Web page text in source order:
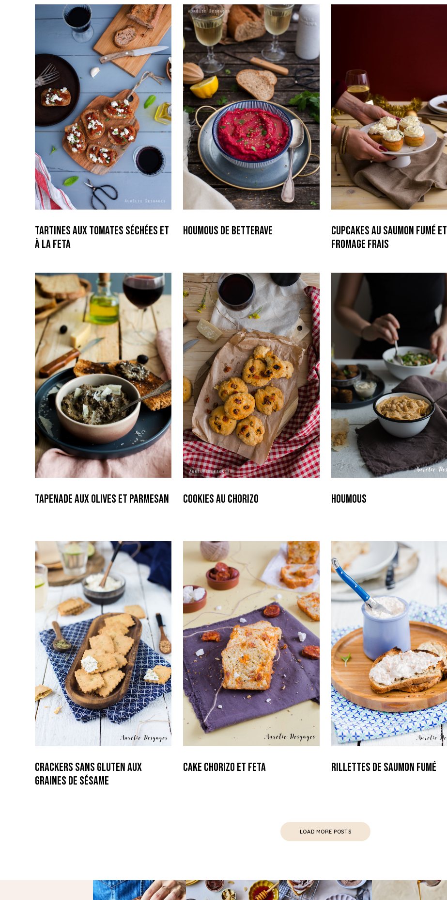
Tartines aux Tomates séchées et
à la Feta
Houmous de betterave
Cupcakes au Saumon Fumé et
Fromage frais
Tapenade aux Olives et Parmesan Cookies au Chorizo Houmous
Crackers sans gluten aux
graines de sésame
Cake Chorizo et Feta Rillettes de Saumon fumé
LOAD MORE POSTS